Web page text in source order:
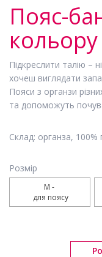
Пояс-
кольору
Підкреслити талію –
хочеш виглядати
Пояси з органзи
та допоможуть
Склад: органза, 100%
Розмір
M -
для поясу